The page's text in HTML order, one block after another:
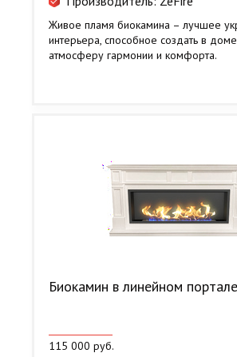
Живое пламя биокамина – лучшее
интерьера, способное создать в
атмосферу гармонии и комфорта.
Биокамин в линейном
115 000 руб.